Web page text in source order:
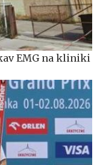
EMG na kliniki